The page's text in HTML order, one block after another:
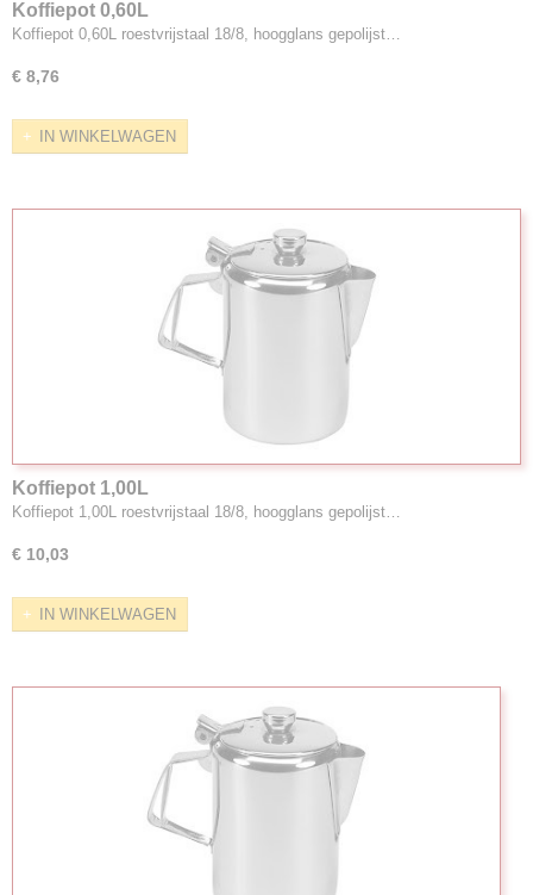
Koffiepot 0,60L
Koffiepot 0,60L roestvrijstaal 18/8, hoogglans gepolijst…
€ 8,76
IN WINKELWAGEN
Koffiepot 1,00L
Koffiepot 1,00L roestvrijstaal 18/8, hoogglans gepolijst…
€ 10,03
IN WINKELWAGEN